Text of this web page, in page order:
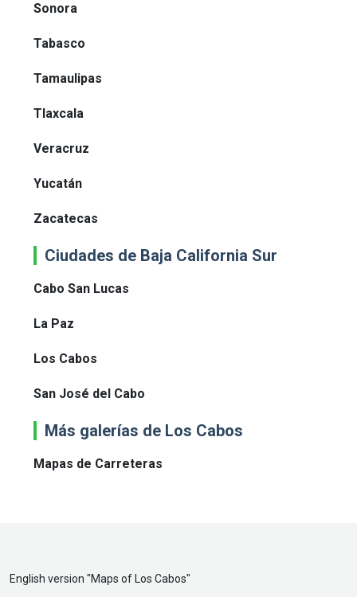
Sonora
Tabasco
Tamaulipas
Tlaxcala
Veracruz
Yucatán
Zacatecas
Ciudades de Baja California Sur
Cabo San Lucas
La Paz
Los Cabos
San José del Cabo
Más galerías de Los Cabos
Mapas de Carreteras
English version "Maps of Los Cabos"